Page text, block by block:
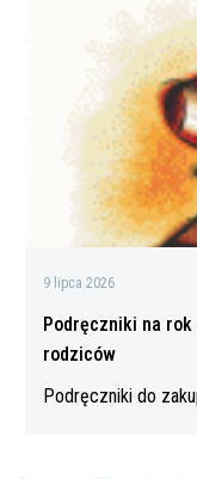
9 lipca 2026
Podręczniki na
rodziców
Podręczniki do